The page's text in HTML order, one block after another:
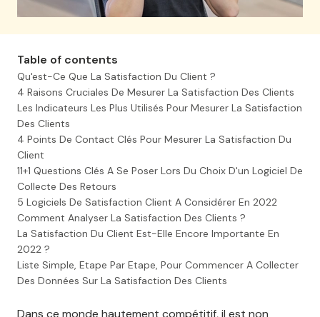
Table of contents
Qu'est-Ce Que La Satisfaction Du Client ?
4 Raisons Cruciales De Mesurer La Satisfaction Des Clients
Les Indicateurs Les Plus Utilisés Pour Mesurer La Satisfaction
Des Clients
4 Points De Contact Clés Pour Mesurer La Satisfaction Du
Client
11+1 Questions Clés A Se Poser Lors Du Choix D'un Logiciel De
Collecte Des Retours
5 Logiciels De Satisfaction Client A Considérer En 2022
Comment Analyser La Satisfaction Des Clients ?
La Satisfaction Du Client Est-Elle Encore Importante En
2022 ?
Liste Simple, Etape Par Etape, Pour Commencer A Collecter
Des Données Sur La Satisfaction Des Clients
Dans ce monde hautement compétitif, il est non